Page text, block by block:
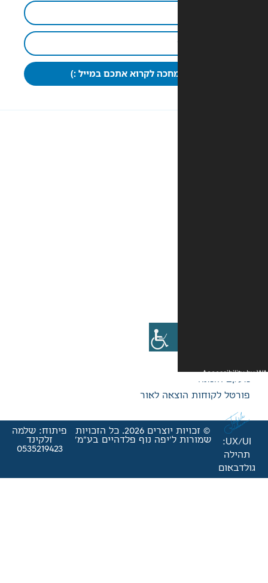
לקרוא אתכם במייל :)
לאור
© זכויות יוצרים 2026. כל הזכויות
נוף פלדהיים בע"מ'
פיתוח: שלמה
זלקינד